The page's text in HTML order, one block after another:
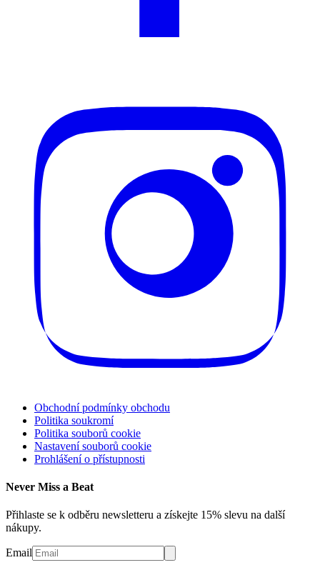
Obchodní podmínky obchodu
Politika soukromí
Politika souborů cookie
Nastavení souborů cookie
Prohlášení o přístupnosti
Never Miss a Beat
Přihlaste se k odběru newsletteru a získejte 15% slevu na další
nákupy.
Email